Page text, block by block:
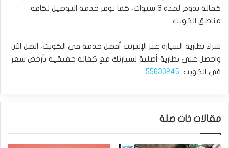
كفالة تدوم لمدة 3 سنوات، كما نوفر خدمة التوصيل لكافة
مناطق الكويت.
شراء بطارية السيارة عبر الإنترنت أفضل خدمة في الكويت، اتصل الآن
واحصل على بطارية أصلية لسيارتك مع كفالة حقيقية بأرخص سعر
في الكويت: 55633245
مقالات ذات صلة